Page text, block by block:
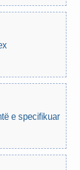
e specifikuar